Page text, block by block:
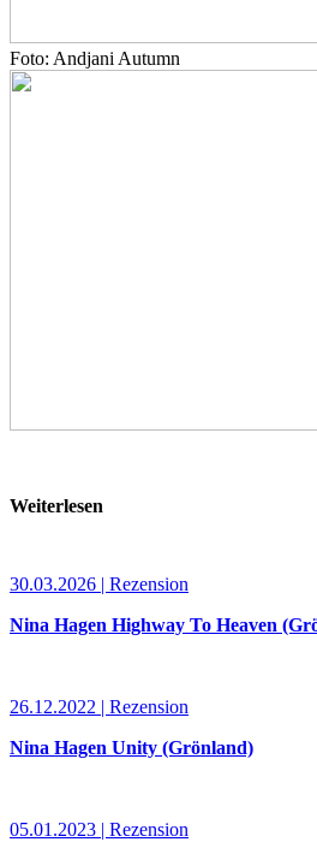
Foto: Andjani Autumn
Weiterlesen
30.03.2026 | Rezension
Nina Hagen Highway To Heaven
26.12.2022 | Rezension
Nina Hagen Unity (Grönland)
05.01.2023 | Rezension